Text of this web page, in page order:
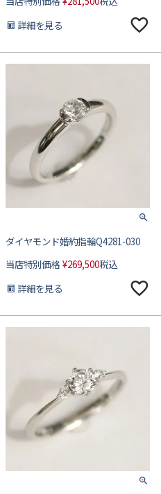
詳細を見る
ダイヤモンド婚約指輪Q4281-030
当店特別価格 ¥269,500税込
詳細を見る